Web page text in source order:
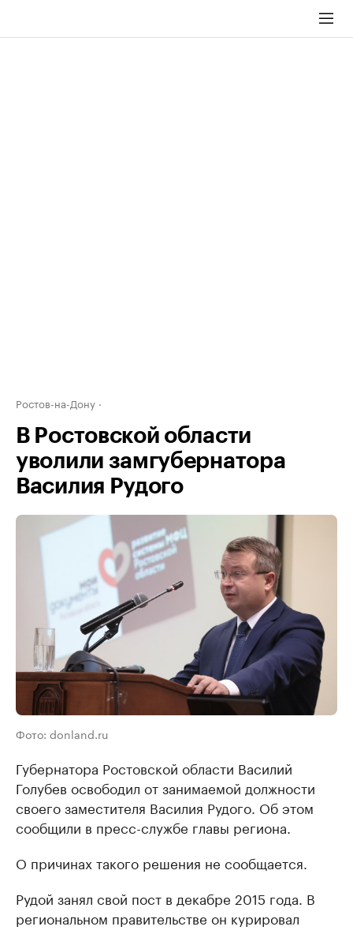
Ростов-на-Дону
В Ростовской области
уволили замгубернатора
Василия Рудого
Фото: donland.ru
Губернатора Ростовской области Василий
Голубев освободил от занимаемой должности
своего заместителя Василия Рудого. Об этом
сообщили в пресс-службе главы региона.
О причинах такого решения не сообщается.
Рудой занял свой пост в декабре 2015 года. В
региональном правительстве он курировал